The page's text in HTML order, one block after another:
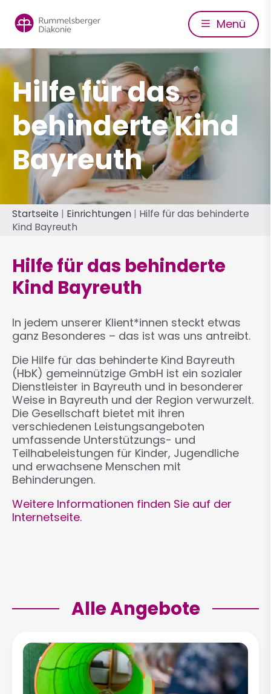
zum
Inhalt
Menü
Hilfe für das
behinderte Kind
Bayreuth
Pfadnavigation
Startseite Einrichtungen
Hilfe für das behinderte
Kind Bayreuth
Hilfe für das behinderte
Kind Bayreuth
In jedem unserer Klient*innen steckt etwas
ganz Besonderes – das ist was uns antreibt.
Die Hilfe für das behinderte Kind Bayreuth
(HbK) gemeinnützige GmbH ist ein sozialer
Dienstleister in Bayreuth und in besonderer
Weise in Bayreuth und der Region verwurzelt.
Die Gesellschaft bietet mit ihren
verschiedenen Leistungsangeboten
umfassende Unterstützungs- und
Teilhabeleistungen für Kinder, Jugendliche
und erwachsene Menschen mit
Behinderungen.
Weitere Informationen finden Sie auf der
Internetseite.
Alle Angebote